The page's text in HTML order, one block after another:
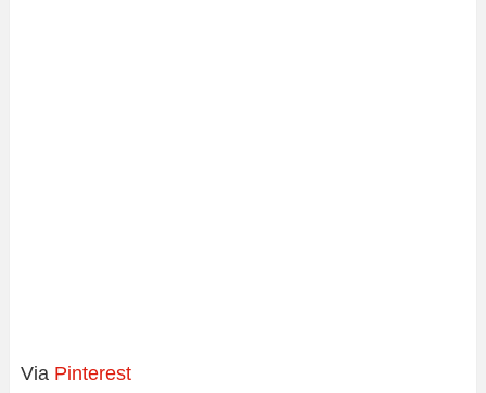
Via Pinterest